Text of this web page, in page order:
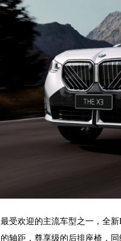
受欢迎的主流车型之一，全
轴距，尊享级的后排座椅，